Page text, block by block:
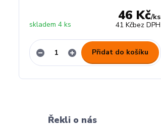
46 Kč/ks
41 Kčbez DPH
skladem 4 ks
Přidat do košíku
Řekli o nás